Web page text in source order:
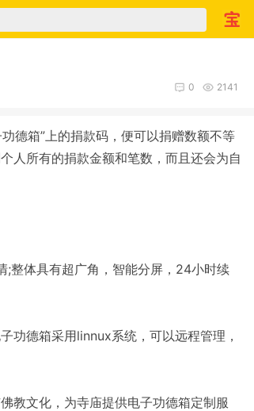
2141
0
德箱”上的捐款码，便可以捐赠数额不等
人所有的捐款金额和笔数，而且还会为自
;整体具有超广角，智能分屏，24小时续
功德箱采用linnux系统，可以远程管理，
教文化，为寺庙提供电子功德箱定制服